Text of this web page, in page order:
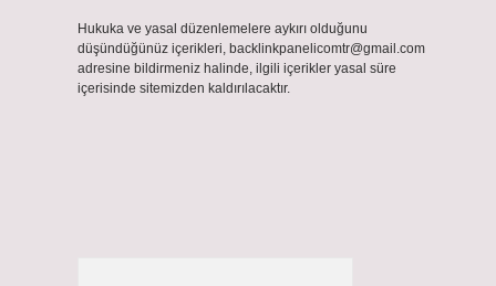
Hukuka ve yasal düzenlemelere aykırı olduğunu
düşündüğünüz içerikleri, backlinkpanelicomtr@gmail.com
adresine bildirmeniz halinde, ilgili içerikler yasal süre
içerisinde sitemizden kaldırılacaktır.